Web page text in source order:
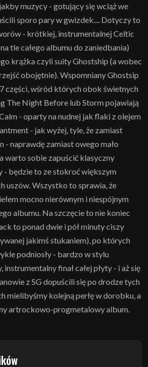
muzycy - gotujący się wciąż we
sporo pary w gwizdek.... Dotyczy to
- krótkiej, instrumentalnej Celtic
tle całego albumu do zaniedbania)
krążka czyli suity Ghostship (a wobec
obojętnie). Wspomniany Ghostsip
części, wśród których obok świetnych
The Night Before lub Storm pojawiają
- oparty na nudnej jak flaki z olejem
- jak wyżej, tyle, że zamiast
naprawdę zamiast owego mało
warto sobie zapuścić klasyczny
będzie to ze stokroć większym
uszów. Wszystko to sprawia, że
mocno nierównym i niespójnym
albumu. Na szczęcie to nie koniec
to ponad dwie i pół minuty ciszy
jakimś stukaniem), po których
podniosły - bardzo w stylu
instrumentalny finał całej płyty - i aż się
z SG dopuścili się po drodze tych
mielibyśmy kolejną perłę w dorobku, a
artrockowo-progmetalowy album.